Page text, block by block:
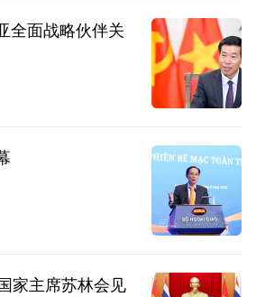
全面战略伙伴关
家主席苏林会见